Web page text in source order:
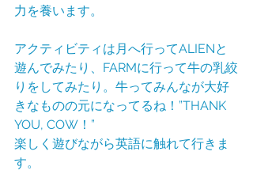
力を養います。
アクティビティは月へ行ってALIENと
遊んでみたり、FARMに行って牛の乳絞
りをしてみたり。牛ってみんなが大好
きなものの元になってるね！”THANK
YOU, COW！”
楽しく遊びながら英語に触れて行きま
す。